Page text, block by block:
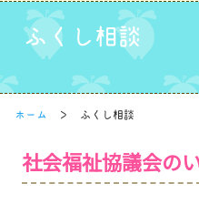
ふくし相談
ホーム ふくし相談
社会福祉協議会の